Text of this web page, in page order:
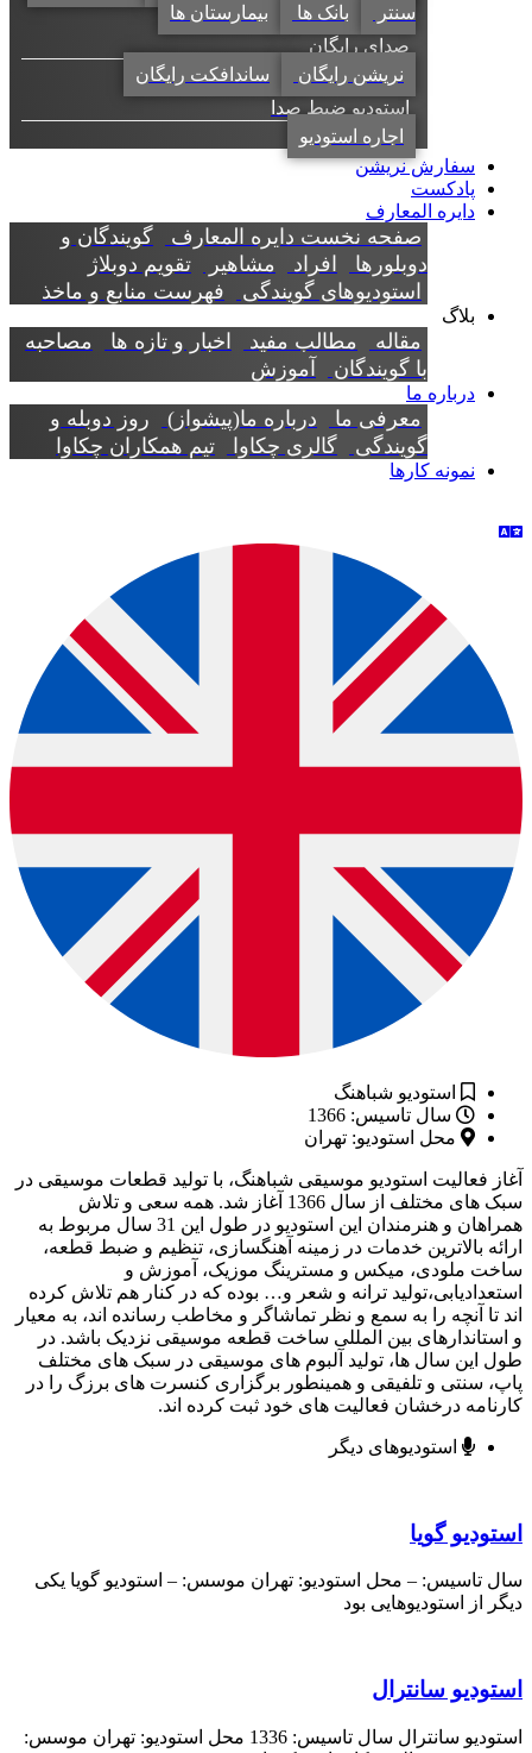
سنتر
بانک ها
بیمارستان ها
صدای رایگان
نریشن رایگان
ساندافکت رایگان
استودیو ضبط صدا
اجاره استودیو
سفارش نریشن
پادکست
دایره المعارف
صفحه نخست دایره المعارف گویندگان و
دوبلورها
افراد مشاهیر تقویم دوبلاژ
استودیوهای گویندگی فهرست منابع و ماخذ
بلاگ
مقاله مطالب مفید اخبار و تازه ها
مصاحبه
با گویندگان آموزش
درباره ما
معرفی ما درباره ما(پیشواز)
روز دوبله و
گویندگی گالری چکاوا تیم همکاران چکاوا
نمونه کارها
استودیو شباهنگ
سال تاسیس: 1366
محل استودیو: تهران
فعالیت استودیو موسیقی شباهنگ، با تولید قطعات موسیقی در
سبک های مختلف از سال 1366 آغاز شد. همه سعی و تلاش
همراهان و هنرمندان این استودیو در طول این 31 سال مربوط به
بالاترین خدمات در زمینه آهنگسازی، تنظیم و ضبط قطعه،
ملودی، میکس و مسترینگ موزیک، آموزش و
ترانه و شعر و… بوده که در کنار هم تلاش کرده
آنچه را به سمع و نظر تماشاگر و مخاطب رسانده اند، به معیار
بین المللی ساخت قطعه موسیقی نزدیک باشد. در
این سال ها، تولید آلبوم های موسیقی در سبک های مختلف
سنتی و تلفیقی و همینطور برگزاری کنسرت های برزگ را در
درخشان فعالیت های خود ثبت کرده اند.
استودیوهای دیگر
گویا
تاسیس: – محل استودیو: تهران موسس: – استودیو گویا یکی
از استودیوهایی بود
سانترال
استودیو سانترال سال تاسیس: 1336 محل استودیو: تهران موسس: